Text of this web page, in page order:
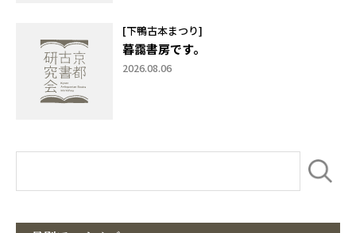
[下鴨古本まつり]
暮靄書房です。
2026.08.06